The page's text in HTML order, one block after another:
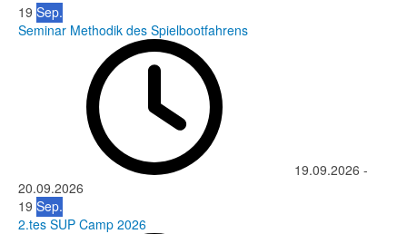
19 Sep.
Seminar Methodik des Spielbootfahrens
19.09.2026 -
20.09.2026
19 Sep.
2.tes SUP Camp 2026